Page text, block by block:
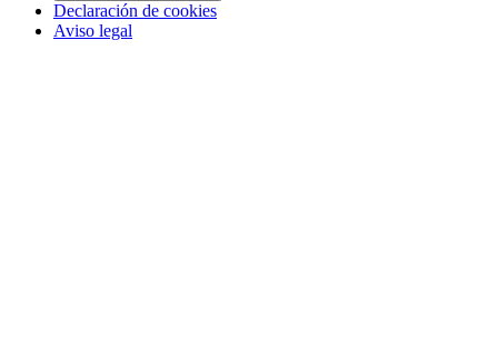
Declaración de cookies
Aviso legal